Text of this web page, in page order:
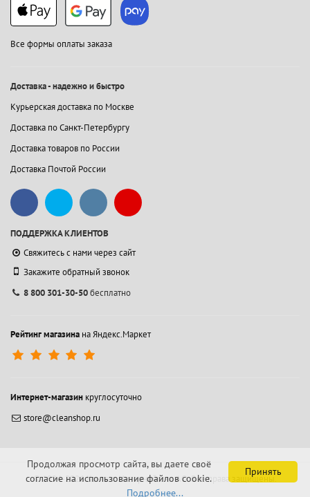
Все формы оплаты заказа
Доставка - надежно и быстро
Курьерская доставка по Москве
Доставка по Санкт-Петербургу
Доставка товаров по России
Доставка Почтой России
ПОДДЕРЖКА КЛИЕНТОВ
Свяжитесь с нами через сайт
Закажите обратный звонок
8 800 301-30-50бесплатно
Рейтинг магазина на Яндекс.Маркет
Интернет-магазин круглосуточно
store@cleanshop.ru
© 1994-2026 Контакт Интернейшнл АО.Все права защищены.
Принять
Продолжая просмотр сайта, вы даете своё
согласие на использование файлов cookie.
Подробнее...